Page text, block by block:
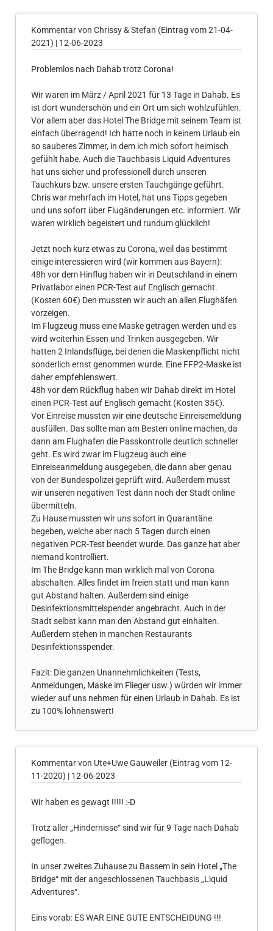
Kommentar von Chrissy & Stefan (Eintrag vom 21-04-
2021) | 12-06-2023
Problemlos nach Dahab trotz Corona!
Wir waren im März / April 2021 für 13 Tage in Dahab. Es
ist dort wunderschön und ein Ort um sich wohlzufühlen.
Vor allem aber das Hotel The Bridge mit seinem Team ist
einfach überragend! Ich hatte noch in keinem Urlaub ein
so sauberes Zimmer, in dem ich mich sofort heimisch
gefühlt habe. Auch die Tauchbasis Liquid Adventures
hat uns sicher und professionell durch unseren
Tauchkurs bzw. unsere ersten Tauchgänge geführt.
Chris war mehrfach im Hotel, hat uns Tipps gegeben
und uns sofort über Flugänderungen etc. informiert. Wir
waren wirklich begeistert und rundum glücklich!
Jetzt noch kurz etwas zu Corona, weil das bestimmt
einige interessieren wird (wir kommen aus Bayern):
48h vor dem Hinflug haben wir in Deutschland in einem
Privatlabor einen PCR-Test auf Englisch gemacht.
(Kosten 60€) Den mussten wir auch an allen Flughäfen
vorzeigen.
Im Flugzeug muss eine Maske getragen werden und es
wird weiterhin Essen und Trinken ausgegeben. Wir
hatten 2 Inlandsflüge, bei denen die Maskenpflicht nicht
sonderlich ernst genommen wurde. Eine FFP2-Maske ist
daher empfehlenswert.
48h vor dem Rückflug haben wir Dahab direkt im Hotel
einen PCR-Test auf Englisch gemacht (Kosten 35€).
Vor Einreise mussten wir eine deutsche Einreisemeldung
ausfüllen. Das sollte man am Besten online machen, da
dann am Flughafen die Passkontrolle deutlich schneller
geht. Es wird zwar im Flugzeug auch eine
Einreiseanmeldung ausgegeben, die dann aber genau
von der Bundespolizei geprüft wird. Außerdem musst
wir unseren negativen Test dann noch der Stadt online
übermitteln.
Zu Hause mussten wir uns sofort in Quarantäne
begeben, welche aber nach 5 Tagen durch einen
negativen PCR-Test beendet wurde. Das ganze hat aber
niemand kontrolliert.
Im The Bridge kann man wirklich mal von Corona
abschalten. Alles findet im freien statt und man kann
gut Abstand halten. Außerdem sind einige
Desinfektionsmittelspender angebracht. Auch in der
Stadt selbst kann man den Abstand gut einhalten.
Außerdem stehen in manchen Restaurants
Desinfektionsspender.
Fazit: Die ganzen Unannehmlichkeiten (Tests,
Anmeldungen, Maske im Flieger usw.) würden wir immer
wieder auf uns nehmen für einen Urlaub in Dahab. Es ist
zu 100% lohnenswert!
Kommentar von Ute+Uwe Gauweiler (Eintrag vom 12-
11-2020) | 12-06-2023
Wir haben es gewagt !!!!! :-D
Trotz aller „Hindernisse“ sind wir für 9 Tage nach Dahab
geflogen.
In unser zweites Zuhause zu Bassem in sein Hotel „The
Bridge“ mit der angeschlossenen Tauchbasis „Liquid
Adventures“.
Eins vorab: ES WAR EINE GUTE ENTSCHEIDUNG !!!